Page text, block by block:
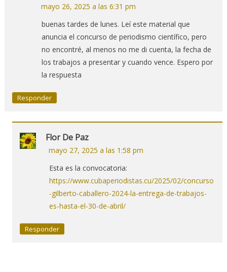
mayo 26, 2025 a las 6:31 pm
buenas tardes de lunes. Leí este material que
anuncia el concurso de periodismo científico, pero
no encontré, al menos no me di cuenta, la fecha de
los trabajos a presentar y cuando vence. Espero por
la respuesta
Responder
Flor De Paz
mayo 27, 2025 a las 1:58 pm
Esta es la convocatoria:
https://www.cubaperiodistas.cu/2025/02/concurso
-gilberto-caballero-2024-la-entrega-de-trabajos-
es-hasta-el-30-de-abril/
Responder